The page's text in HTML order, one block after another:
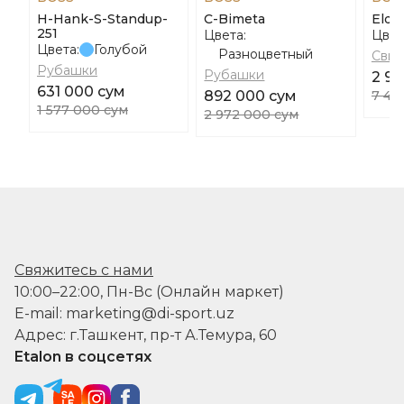
H-Hank-S-Standup-
251
Цвета:
Голубой
Рубашки
631 000 сум
1 577 000 сум
C-Bimeta
Цвета:
Разноцветный
Рубашки
892 000 сум
2 972 000 сум
Eldo
2
7
Свяжитесь с нами
10:00–22:00, Пн-Вс (Онлайн маркет)
E-mail: marketing@di-sport.uz
Адрес: г.Ташкент, пр-т А.Темура, 60
Etalon в соцсетях